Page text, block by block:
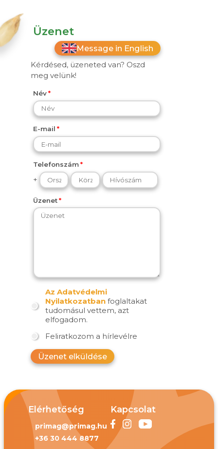
Üzenet
Message in English
Kérdésed, üzeneted van? Oszd
meg velünk!
Név
E-mail
Telefonszám
+
Üzenet
Az Adatvédelmi
Nyilatkozatban foglaltakat
tudomásul vettem, azt
elfogadom.
Feliratkozom a hírlevélre
Üzenet elküldése
Elérhetőség
primag@primag.hu
+36 30 444 8877
Kapcsolat